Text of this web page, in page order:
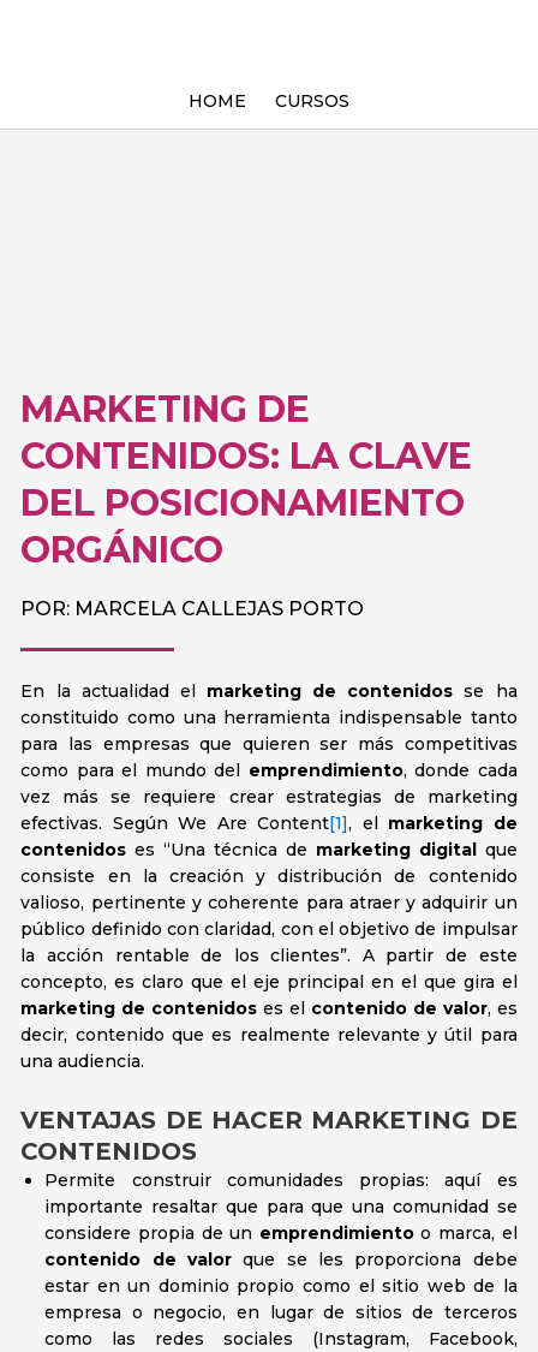
HOME CURSOS
MARKETING DE
CONTENIDOS: LA CLAVE
DEL POSICIONAMIENTO
ORGÁNICO
POR: MARCELA CALLEJAS PORTO
En la actualidad el marketing de contenidos se ha
constituido como una herramienta indispensable tanto
para las empresas que quieren ser más competitivas
como para el mundo del emprendimiento, donde cada
vez más se requiere crear estrategias de marketing
efectivas. Según We Are Content[1], el marketing de
contenidos es “Una técnica de marketing digitalque
consiste en la creación y distribución de contenido
valioso, pertinente y coherente para atraer y adquirir un
público definido con claridad, con el objetivo de impulsar
la acción rentable de los clientes”. A partir de este
concepto, es claro que el eje principal en el que gira el
marketing de contenidos es el contenido de valor, es
decir, contenido que es realmente relevante y útil para
una audiencia.
VENTAJAS DE HACER MARKETING DE
CONTENIDOS
Permite construir comunidades propias: aquí es
importante resaltar que para que una comunidad se
considere propia de un emprendimientoo marca, el
contenido de valor que se les proporciona debe
estar en un dominio propio como el sitio web de la
empresa o negocio, en lugar de sitios de terceros
como las redes sociales (Instagram, Facebook,